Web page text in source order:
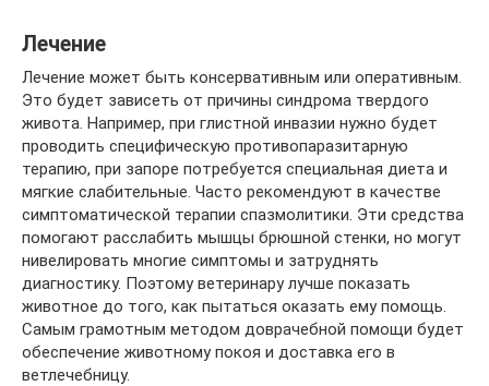
Лечение
Лечение может быть консервативным или оперативным.
Это будет зависеть от причины синдрома твердого
живота. Например, при глистной инвазии нужно будет
проводить специфическую противопаразитарную
терапию, при запоре потребуется специальная диета и
мягкие слабительные. Часто рекомендуют в качестве
симптоматической терапии спазмолитики. Эти средства
помогают расслабить мышцы брюшной стенки, но могут
нивелировать многие симптомы и затруднять
диагностику. Поэтому ветеринару лучше показать
животное до того, как пытаться оказать ему помощь.
Самым грамотным методом доврачебной помощи будет
обеспечение животному покоя и доставка его в
ветлечебницу.